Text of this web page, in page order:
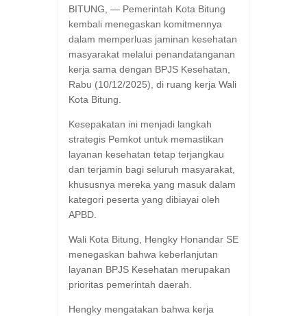
BITUNG, — Pemerintah Kota Bitung
kembali menegaskan komitmennya
dalam memperluas jaminan kesehatan
masyarakat melalui penandatanganan
kerja sama dengan BPJS Kesehatan,
Rabu (10/12/2025), di ruang kerja Wali
Kota Bitung.
Kesepakatan ini menjadi langkah
strategis Pemkot untuk memastikan
layanan kesehatan tetap terjangkau
dan terjamin bagi seluruh masyarakat,
khususnya mereka yang masuk dalam
kategori peserta yang dibiayai oleh
APBD.
Wali Kota Bitung, Hengky Honandar SE
menegaskan bahwa keberlanjutan
layanan BPJS Kesehatan merupakan
prioritas pemerintah daerah.
Hengky mengatakan bahwa kerja